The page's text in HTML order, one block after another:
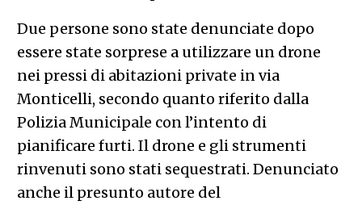
Due persone sono state denunciate dopo
essere state sorprese a utilizzare un drone
nei pressi di abitazioni private in via
Monticelli, secondo quanto riferito dalla
Polizia Municipale con l’intento di
pianificare furti. Il drone e gli strumenti
rinvenuti sono stati sequestrati. Denunciato
anche il presunto autore del